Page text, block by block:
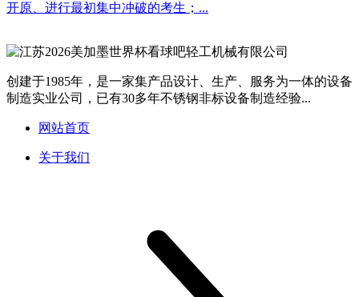
开原、进行最初集中冲破的考生；...
创建于1985年，是一家集产品设计、生产、服务为一体的设备
制造实业公司，已有30多年不锈钢非标设备制造经验...
网站首页
关于我们